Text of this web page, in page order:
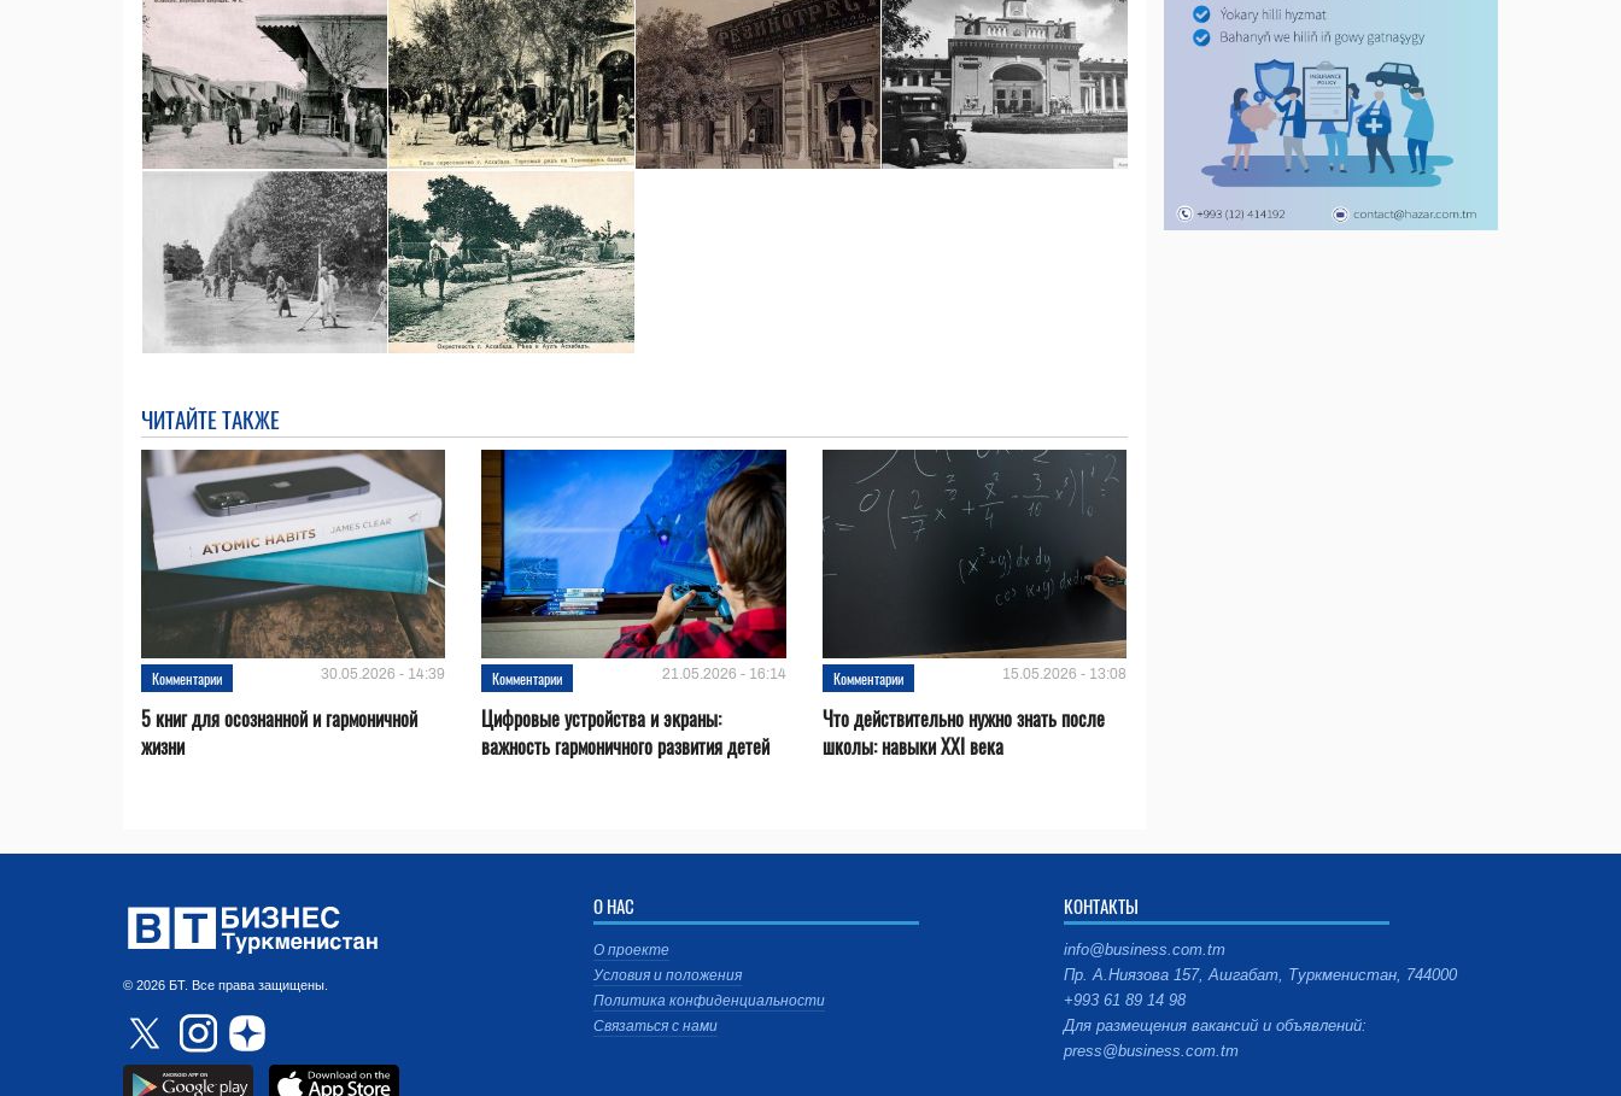
ЧИТАЙТЕ ТАКЖЕ
Комментарии 30.05.2026 - 14:39
5 книг для осознанной и гармоничной
жизни
Комментарии 21.05.2026 - 16:14
Цифровые устройства и эĸраны:
важность гармоничного развития детей
Комментарии 15.05.2026 - 13:08
Что действительно нужно знать после
школы: навыки XXI века
© 2026 БТ. Все права защищены.
О НАС
О проекте
Условия и положения
Политика конфиденциальности
Связаться с нами
КОНТАКТЫ
info@business.com.tm
Пр. А.Ниязова 157, Ашгабат, Туркменистан, 744000
+993 61 89 14 98
Для размещения вакансий и объявлений:
press@business.com.tm